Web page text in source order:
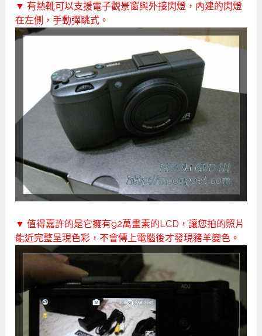
▼ 有熱靴可以支援電子觀景窗與外接閃燈，內建的閃燈
在左側，手動彈跳式。
▼ 值得嘉許的是它擁有92萬畫素的LCD，讓您拍的照片
能近完整呈現色彩，不會傳上電腦後才發現豬羊變色。